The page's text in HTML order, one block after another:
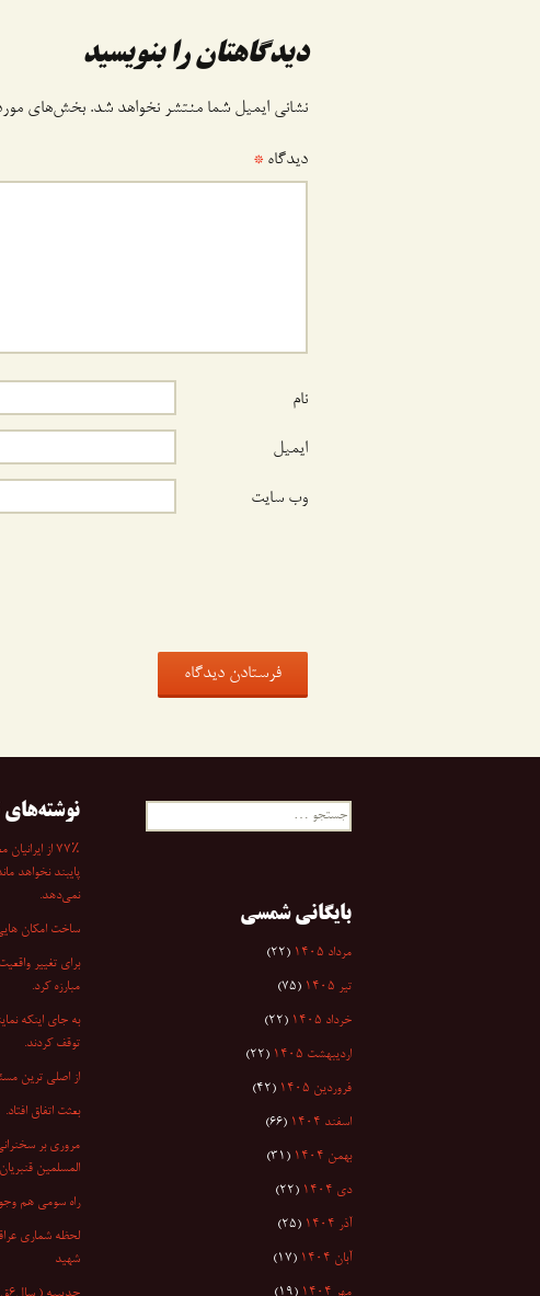
دیدگاهتان را بنویسید
نشانی ایمیل شما منتشر نخواهد شد. بخش‌های
دیدگاه *
نام
ایمیل
وب‌ سایت
جستجو
نوشته‌های
۷۷٪ از
پایبند نخواهد
نمی‌دهد.
ساخت امکان
برای تغییر
مبارزه کرد.
به جای اینکه
توقف کردند.
از اصلی ترین
بعثت اتفاق افتاد.
مروری بر
المسلمین قنبریان
راه سومی هم
لحظه شماری
شهید
بایگانی شمسی
مرداد ۱۴۰۵ (۲۲)
تیر ۱۴۰۵ (۷۵)
خرداد ۱۴۰۵ (۲۲)
اردیبهشت ۱۴۰۵ (۲۲)
فروردین ۱۴۰۵ (۴۲)
اسفند ۱۴۰۴ (۶۶)
بهمن ۱۴۰۴ (۳۱)
دی ۱۴۰۴ (۲۲)
آذر ۱۴۰۴ (۲۵)
آبان ۱۴۰۴ (۱۷)
مهر ۱۴۰۴ (۱۹)